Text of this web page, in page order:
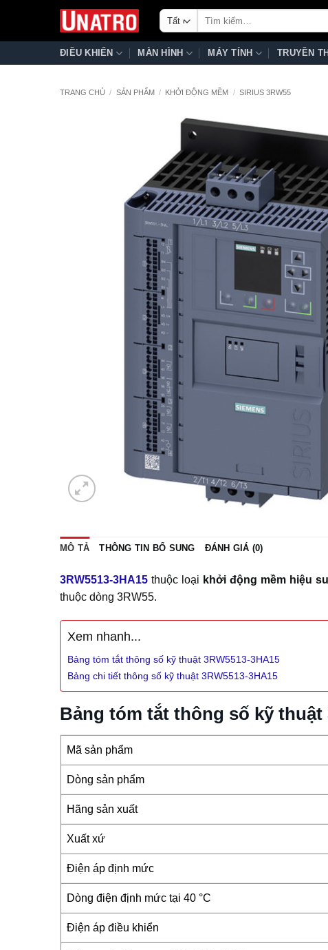
nội
ĐIỀU KHIỂN MÀN HÌNH MÁY TÍNH TRUYỀN
TRANG CHỦ / SẢN PHẨM / KHỞI ĐỘNG MỀM / SIRIUS 3RW55
MÔ TẢ THÔNG TIN BỔ SUNG ĐÁNH GIÁ (0)
3RW5513-3HA15 thuộc loại khởi động mềm hiệu
thuộc dòng 3RW55.
Xem nhanh...
Bảng tóm tắt thông số kỹ thuật 3RW5513-3HA15
Bảng chi tiết thông số kỹ thuật 3RW5513-3HA15
Bảng tóm tắt thông số kỹ thuật
Mã sản phẩm
Dòng sản phẩm
Hãng sản xuất
Xuất xứ
Điện áp định mức
Dòng điện định mức tại 40 °C
Điện áp điều khiển